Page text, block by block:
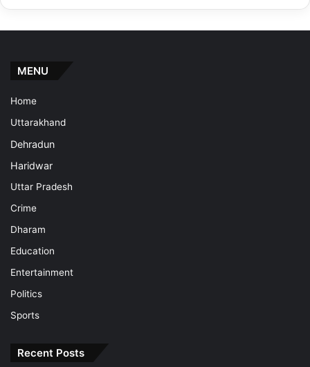
MENU
Home
Uttarakhand
Dehradun
Haridwar
Uttar Pradesh
Crime
Dharam
Education
Entertainment
Politics
Sports
Recent Posts